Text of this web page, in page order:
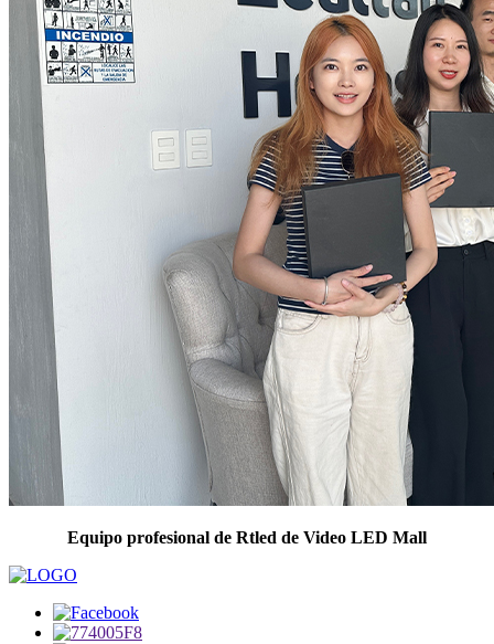
Equipo profesional de Rtled de Video LED Mall